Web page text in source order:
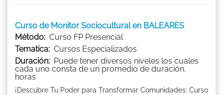
Curso de Monitor Sociocultural en BALEARES
Método: Curso FP Presencial
Tematica: Cursos Especializados
Duración: Puede tener diversos niveles los cuales
cada uno consta de un promedio de duración.
horas
¡Descubre Tu Poder para Transformar Comunidades: Curso